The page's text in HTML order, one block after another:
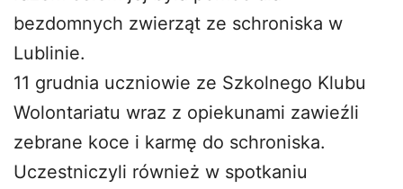
bezdomnych zwierząt ze schroniska w
Lublinie.
11 grudnia uczniowie ze Szkolnego Klubu
Wolontariatu wraz z opiekunami zawieźli
zebrane koce i karmę do schroniska.
Uczestniczyli również w spotkaniu